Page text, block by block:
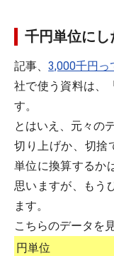
千円単位にし
記事、3,000千円っ
社で使う資料は、
す。
とはいえ、元々の
切り上げか、切捨
単位に換算するか
思いますが、もう
ます。
こちらのデータを
円単位